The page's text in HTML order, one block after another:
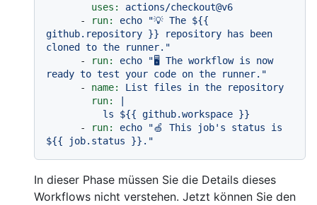
uses:
actions/checkout@v6
-
run: echo "💡 The ${{
github.repository }} repository has been
cloned to the runner."
-
run: echo
"🖥️ The workflow is now
ready to test your code on the runner."
-
name: List files in the
repository
run:
-
run: echo
"🍏 This job's status is
${{ job.status }} ."
In dieser Phase müssen Sie die Details dieses
Workflows nicht verstehen. Jetzt können Sie den